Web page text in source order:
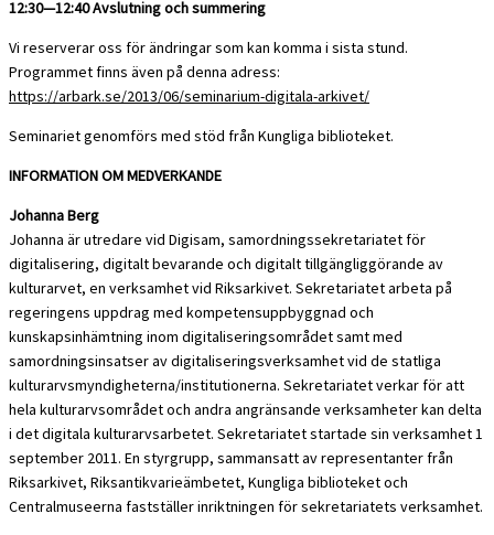
12:30—12:40 Avslutning och summering
Vi reserverar oss för ändringar som kan komma i sista stund.
Programmet finns även på denna adress:
https://arbark.se/2013/06/seminarium-digitala-arkivet/
Seminariet genomförs med stöd från Kungliga biblioteket.
INFORMATION OM MEDVERKANDE
Johanna Berg
Johanna är utredare vid Digisam, samordningssekretariatet för
digitalisering, digitalt bevarande och digitalt tillgängliggörande av
kulturarvet, en verksamhet vid Riksarkivet. Sekretariatet arbeta på
regeringens uppdrag med kompetensuppbyggnad och
kunskapsinhämtning inom digitaliseringsområdet samt med
samordningsinsatser av digitaliseringsverksamhet vid de statliga
kulturarvsmyndigheterna/institutionerna. Sekretariatet verkar för att
hela kulturarvsområdet och andra angränsande verksamheter kan delta
i det digitala kulturarvsarbetet. Sekretariatet startade sin verksamhet 1
september 2011. En styrgrupp, sammansatt av representanter från
Riksarkivet, Riksantikvarieämbetet, Kungliga biblioteket och
Centralmuseerna fastställer inriktningen för sekretariatets verksamhet.